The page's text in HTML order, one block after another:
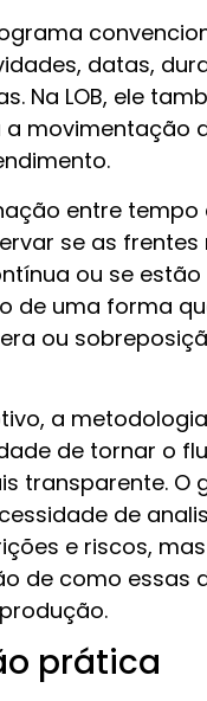
datas,
Na LOB, ele
movimentação
entre tempo
se as
ou se estão
de uma forma
ou
a
de tornar o
transparente. O
de
e riscos,
de como essas
prática